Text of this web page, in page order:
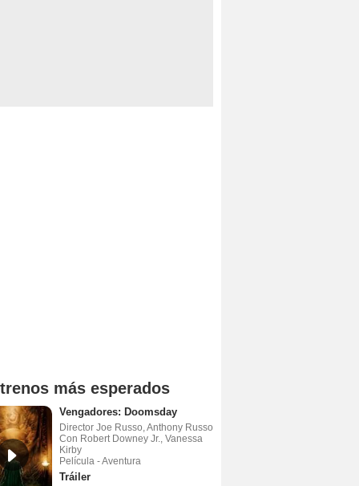
más esperados
Vengadores: Doomsday
Director Joe Russo, Anthony Russo
Con Robert Downey Jr., Vanessa
Kirby
Película - Aventura
Tráiler